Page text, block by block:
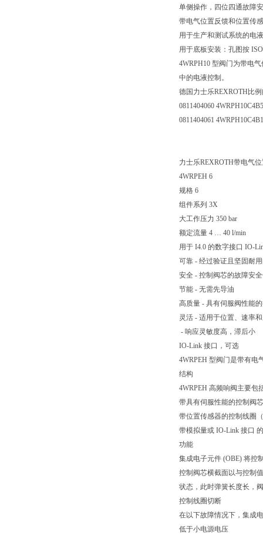
单侧操作，四位四通故障
带电气位置反馈和位置传
用于生产和测试系统的电
用于底板安装：孔图按
4WRPH10 型阀门为带电
中的电液控制。
德国力士乐REXROTH比
0811404060
0811404061
力士乐REXROTH带电气
4WRPEH 6
规格 6
组件系列 3X
大工作压力 350 bar
额定流量 4 … 40 l/min
用于 I4.0 的数字接口 IO-
可靠 - 经过验证且坚固耐
安全 - 控制阀芯的故障安
节能 - 无需先导油
高质量 - 具有伺服阀性能
灵活 - 适用于位置、速率
- 响应灵敏度高，滞后小
IO-Link 接口，可选
4WRPEH 型阀门是带有电
结构
4WRPEH 高频响阀主要包
带具有伺服性能的控制阀
带位置传感器的控制线圈
带模拟量或 IO-Link 接口
功能
集成电子元件 (OBE) 将控
控制阀芯横截面以与控制
状态，此时弹簧长度长，
控制线圈切断
在以下故障情况下，集成
低于小电源电压